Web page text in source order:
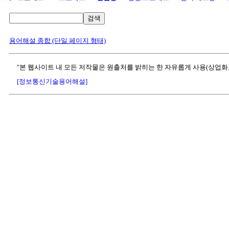
검색
용어해설 종합 (단일 페이지 형태)
"본 웹사이트 내 모든 저작물은 원출처를 밝히는 한 자유롭게 사용(상업
[정보통신기술용어해설]